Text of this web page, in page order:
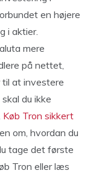
en højere
i aktier.
mere
på nettet,
at investere
du ikke
Køb Tron sikkert
om, hvordan du
tage det første
Tron eller læs